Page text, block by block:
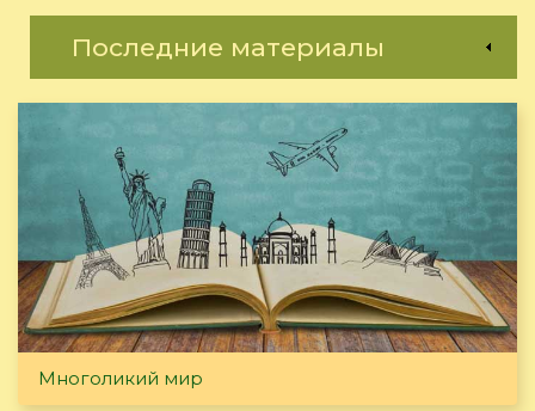
Последние материалы
Многоликий мир